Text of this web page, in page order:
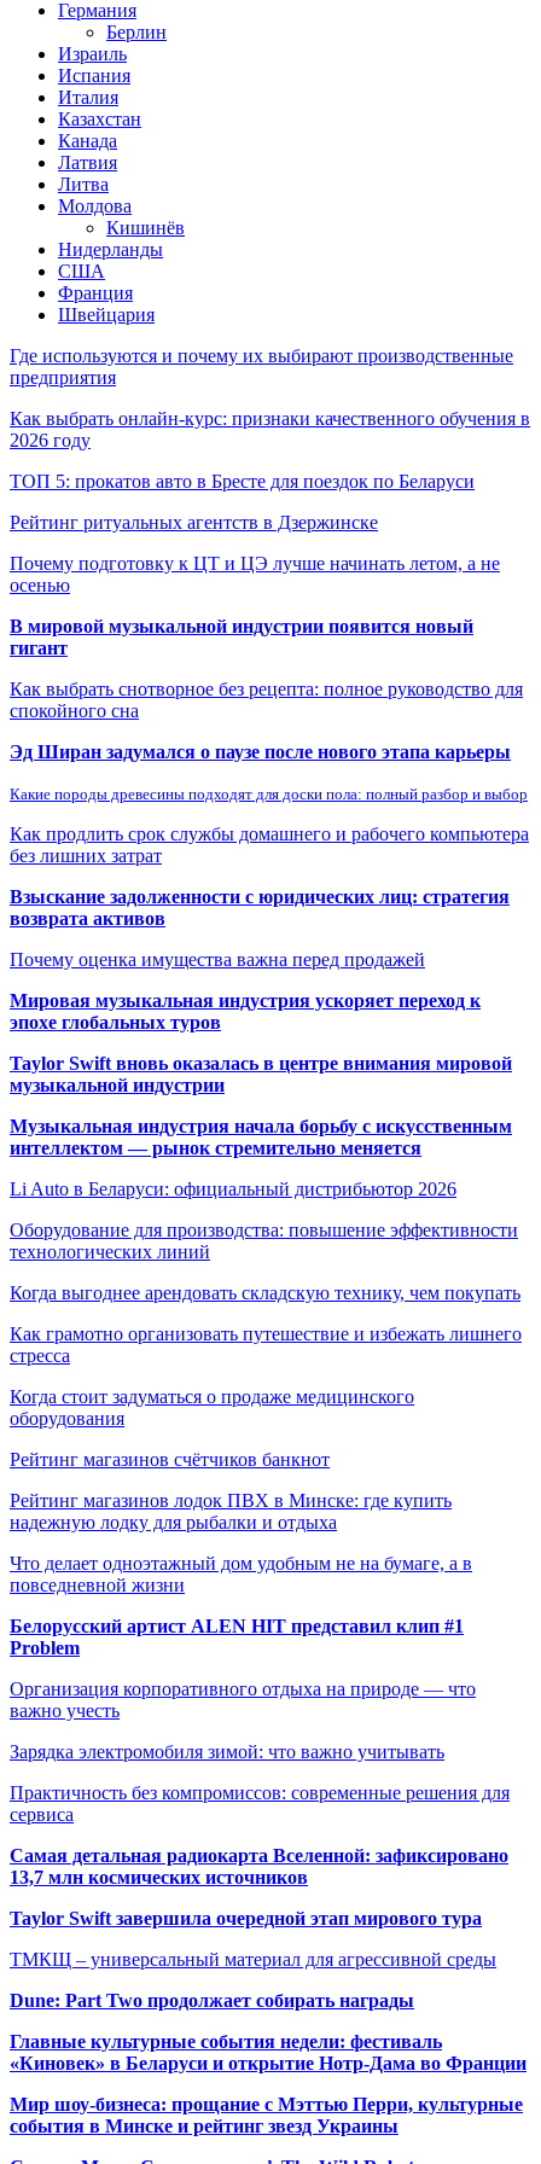
Германия
Берлин
Израиль
Испания
Италия
Казахстан
Канада
Латвия
Литва
Молдова
Кишинёв
Нидерланды
США
Франция
Швейцария
Где используются и почему их выбирают производственные
предприятия
Как выбрать онлайн-курс: признаки качественного обучения в
2026 году
ТОП 5: прокатов авто в Бресте для поездок по Беларуси
Рейтинг ритуальных агентств в Дзержинске
Почему подготовку к ЦТ и ЦЭ лучше начинать летом, а не
осенью
В мировой музыкальной индустрии появится новый
гигант
Как выбрать снотворное без рецепта: полное руководство для
спокойного сна
Эд Ширан задумался о паузе после нового этапа карьеры
Какие породы древесины подходят для доски пола: полный разбор и выбор
Как продлить срок службы домашнего и рабочего компьютера
без лишних затрат
Взыскание задолженности с юридических лиц: стратегия
возврата активов
Почему оценка имущества важна перед продажей
Мировая музыкальная индустрия ускоряет переход к
эпохе глобальных туров
Taylor Swift вновь оказалась в центре внимания мировой
музыкальной индустрии
Музыкальная индустрия начала борьбу с искусственным
интеллектом — рынок стремительно меняется
Li Auto в Беларуси: официальный дистрибьютор 2026
Оборудование для производства: повышение эффективности
технологических линий
Когда выгоднее арендовать складскую технику, чем покупать
Как грамотно организовать путешествие и избежать лишнего
стресса
Когда стоит задуматься о продаже медицинского
оборудования
Рейтинг магазинов счётчиков банкнот
Рейтинг магазинов лодок ПВХ в Минске: где купить
надежную лодку для рыбалки и отдыха
Что делает одноэтажный дом удобным не на бумаге, а в
повседневной жизни
Белорусский артист ALEN HIT представил клип #1
Problem
Организация корпоративного отдыха на природе — что
важно учесть
Зарядка электромобиля зимой: что важно учитывать
Практичность без компромиссов: современные решения для
сервиса
Самая детальная радиокарта Вселенной: зафиксировано
13,7 млн космических источников
Taylor Swift завершила очередной этап мирового тура
ТМКЩ – универсальный материал для агрессивной среды
Dune: Part Two продолжает собирать награды
Главные культурные события недели: фестиваль
«Киновек» в Беларуси и открытие Нотр-Дама во Франции
Мир шоу-бизнеса: прощание с Мэттью Перри, культурные
события в Минске и рейтинг звезд Украины